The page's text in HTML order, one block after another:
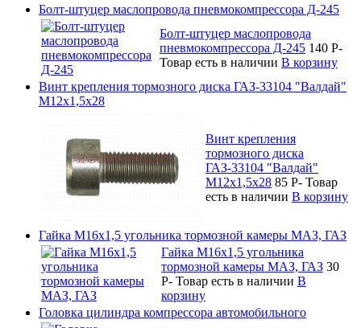
Болт-штуцер маслопровода пневмокомпрессора Д-245
Болт-штуцер маслопровода
пневмокомпрессора Д-245 140 P-
Товар есть в наличии В корзину
Винт крепления тормозного диска ГАЗ-33104 "Валдай"
М12х1,5х28
Винт крепления
тормозного диска
ГАЗ-33104 "Валдай"
М12х1,5х28 85 P- Товар
есть в наличии В корзину
Гайка М16х1,5 угольника тормозной камеры МАЗ, ГАЗ
Гайка М16х1,5 угольника
тормозной камеры МАЗ, ГАЗ 30
P- Товар есть в наличии В
корзину
Головка цилиндра компрессора автомобильного